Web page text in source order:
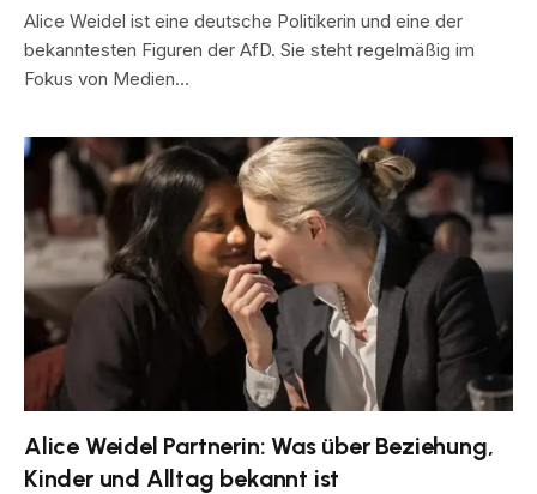
Alice Weidel ist eine deutsche Politikerin und eine der
bekanntesten Figuren der AfD. Sie steht regelmäßig im
Fokus von Medien…
Alice Weidel Partnerin: Was über Beziehung,
Kinder und Alltag bekannt ist